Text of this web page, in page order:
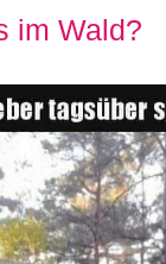
im Wald?